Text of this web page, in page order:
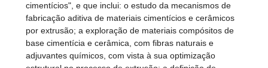
cimentícios", e que inclui: o estudo da mecanismos de
fabricação aditiva de materiais cimentícios e cerâmicos
por extrusão; a exploração de materiais compósitos de
base cimentícia e cerâmica, com fibras naturais e
adjuvantes químicos, com vista à sua optimização